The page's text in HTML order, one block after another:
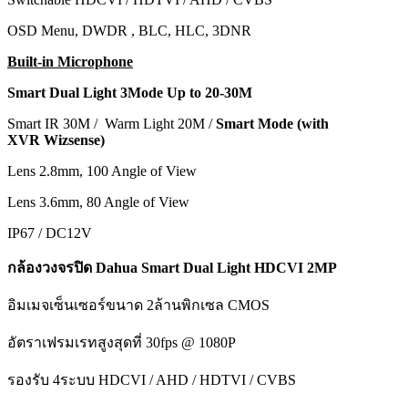
OSD Menu, DWDR , BLC, HLC, 3DNR
Built-in Microphone
Smart Dual Light 3Mode Up to 20-30M
Smart IR 30M / Warm Light 20M /Smart Mode (with
XVR Wizsense)
Lens 2.8mm, 100 Angle of View
Lens 3.6mm, 80 Angle of View
IP67 / DC12V
กล้องวงจรปิด Dahua Smart Dual Light HDCVI 2MP
อิมเมจเซ็นเซอร์ขนาด 2ล้านพิกเซล CMOS
อัตราเฟรมเรทสูงสุดที่ 30fps @ 1080P
รองรับ 4ระบบ HDCVI / AHD / HDTVI / CVBS